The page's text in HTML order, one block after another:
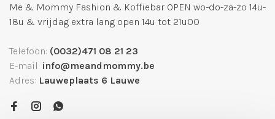
Me & Mommy Fashion & Koffiebar OPEN wo-do-za-zo 14u-
18u & vrijdag extra lang open 14u tot 21u00
Telefoon: (0032)471 08 21 23
E-mail: info@meandmommy.be
Adres: Lauweplaats 6 Lauwe